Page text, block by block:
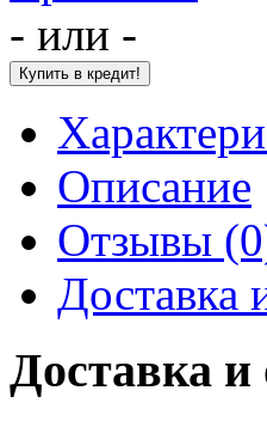
- или -
Описание
Отзывы
Доставка
Доставка и